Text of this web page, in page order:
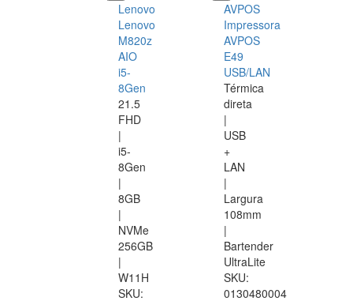
Lenovo
Lenovo
M820z
AIO
i5-
8Gen
21.5
FHD
|
i5-
8Gen
|
8GB
|
NVMe
256GB
|
W11H
SKU:
AVPOS
Impressora
AVPOS
E49
USB/LAN
Térmica
direta
|
USB
+
LAN
|
Largura
108mm
|
Bartender
UltraLite
SKU:
0130480004